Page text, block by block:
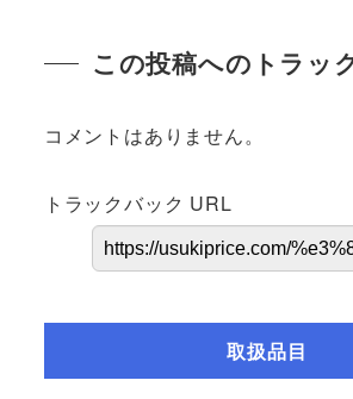
この投稿へのトラッ
コメントはありません。
トラックバック URL
取扱品目